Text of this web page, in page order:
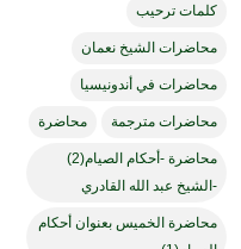
كلمات ترحيب
محاضرات الشيخ نعمان
محاضرات في أندونيسيا
محاضرات مترجمة محاضرة
محاضرة -أحكام الصيام(2)
-الشيخ عبد الله القادري
محاضرة الخميس بعنوان أحكام